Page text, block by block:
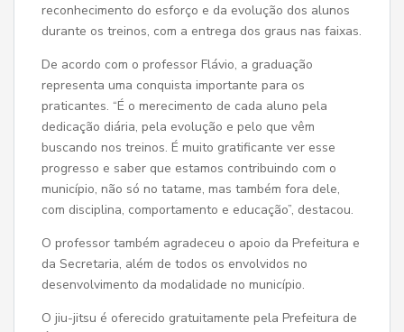
reconhecimento do esforço e da evolução dos alunos
durante os treinos, com a entrega dos graus nas faixas.
De acordo com o professor Flávio, a graduação
representa uma conquista importante para os
praticantes. “É o merecimento de cada aluno pela
dedicação diária, pela evolução e pelo que vêm
buscando nos treinos. É muito gratificante ver esse
progresso e saber que estamos contribuindo com o
município, não só no tatame, mas também fora dele,
com disciplina, comportamento e educação”, destacou.
O professor também agradeceu o apoio da Prefeitura e
da Secretaria, além de todos os envolvidos no
desenvolvimento da modalidade no município.
O jiu-jitsu é oferecido gratuitamente pela Prefeitura de